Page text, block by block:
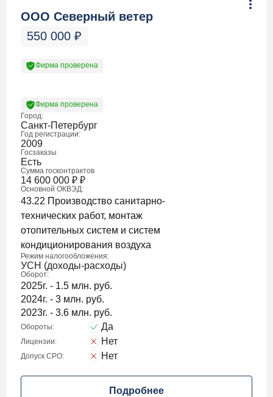
ООО Северный ветер
550 000 ₽
Фирма проверена
Фирма проверена
Город:
Санкт-Петербург
Год регистрации:
2009
Госзаказы
Есть
Сумма госконтрактов
14 600 000 ₽ ₽
Основной ОКВЭД:
43.22 Производство санитарно-
технических работ, монтаж
отопительных систем и систем
кондиционирования воздуха
Режим налогообложения:
УСН (доходы-расходы)
Оборот:
2025г. - 1.5 млн. руб.
2024г. - 3 млн. руб.
2023г. - 3.6 млн. руб.
Обороты: Да
Лицензии: Нет
Допуск СРО: Нет
Подробнее